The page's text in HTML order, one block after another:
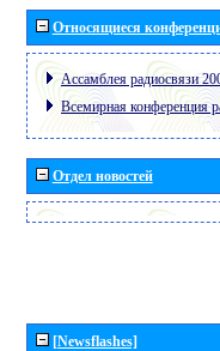
Относящиеся
Ассамблея радиосвязи
Всемирная конференция
Отдел новостей
[Newsflashes]